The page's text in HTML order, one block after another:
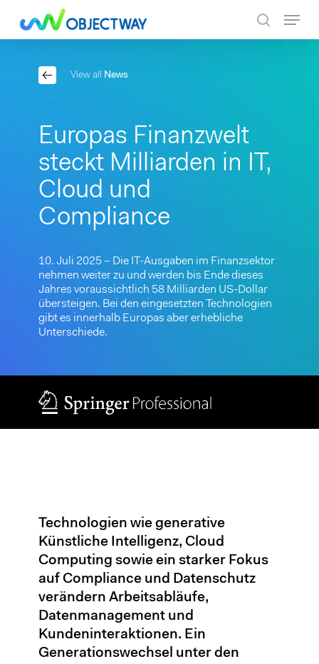
View all News
Europas Finanzwelt
steckt Milliarden in IT,
Cloud und
Compliance
10. Juli 2025 – Die IT-Ausgaben im Finanzsektor
nehmen weiter zu und werden bis Ende dieses
Jahres voraussichtlich 58 Milliarden US-Dollar
übersteigen. Bei den eingesetzten Technologien
gibt es innerhalb Europas aber erhebliche
Unterschiede.
Technologien wie generative
Künstliche Intelligenz, Cloud
Computing sowie ein starker Fokus
auf Compliance und Datenschutz
verändern Arbeitsabläufe,
Datenmanagement und
Kundeninteraktionen. Ein
Generationswechsel unter den